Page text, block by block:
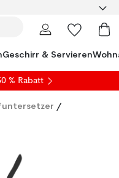
Geschirr & Servieren
% Rabatt
/